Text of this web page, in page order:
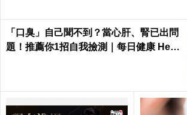
「口臭」自己聞不到？當心肝、腎已出問
題！推薦你1招自我撿測｜每日健康 Healt